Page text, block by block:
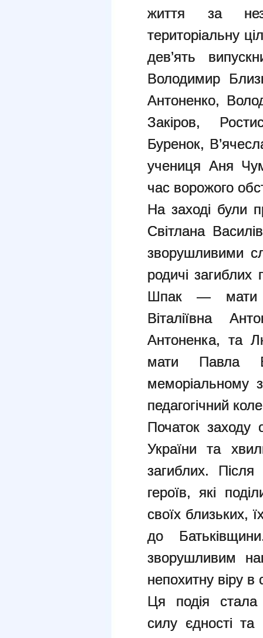
життя за
територіальну
дев’ять
Володимир
Антоненко,
Закіров,
Буренок,
учениця Аня
час ворожого
На заході були
Світлана
зворушливими
родичі загиблих
Шпак — мати
Віталіївна
Антоненка, та
мати Павла
меморіальному
педагогічний
Початок заходу
України та
загиблих.
героїв, які
своїх близьких,
до
зворушливим
непохитну віру в
Ця подія
силу єдності та